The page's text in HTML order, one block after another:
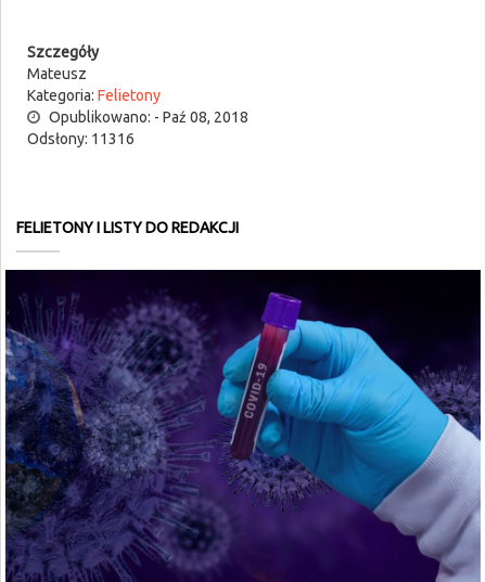
Szczegóły
Mateusz
Kategoria: Felietony
Opublikowano: - Paź 08, 2018
Odsłony: 11316
FELIETONY I LISTY DO REDAKCJI